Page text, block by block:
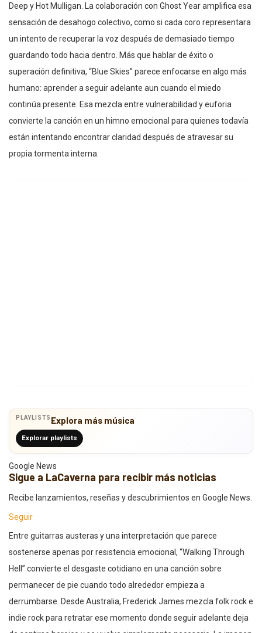
Deep y Hot Mulligan. La colaboración con Ghost Year amplifica esa
sensación de desahogo colectivo, como si cada coro representara
un intento de recuperar la voz después de demasiado tiempo
guardando todo hacia dentro. Más que hablar de éxito o
superación definitiva, “Blue Skies” parece enfocarse en algo más
humano: aprender a seguir adelante aun cuando el miedo
continúa presente. Esa mezcla entre vulnerabilidad y euforia
convierte la canción en un himno emocional para quienes todavía
están intentando encontrar claridad después de atravesar su
propia tormenta interna.
PLAYLISTS Explora más música
Explorar playlists
Google News
Sigue a LaCaverna para recibir más noticias
Recibe lanzamientos, reseñas y descubrimientos en Google News.
Seguir
Entre guitarras austeras y una interpretación que parece
sostenerse apenas por resistencia emocional, “Walking Through
Hell” convierte el desgaste cotidiano en una canción sobre
permanecer de pie cuando todo alrededor empieza a
derrumbarse. Desde Australia, Frederick James mezcla folk rock e
indie rock para retratar ese momento donde seguir adelante deja